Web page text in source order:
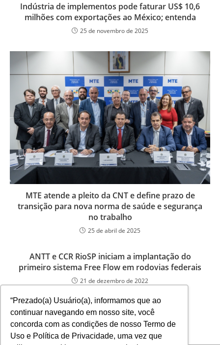
“Prezado(a) Usuário(a), informamos que ao
continuar navegando em nosso site, você
concorda com as condições de nosso Termo de
Uso e Política de Privacidade, uma vez que
Indústria de implementos pode faturar US$ 10,6
milhões com exportações ao México; entenda
25 de novembro de 2025
MTE atende a pleito da CNT e define prazo de
transição para nova norma de saúde e segurança
no trabalho
25 de abril de 2025
ANTT e CCR RioSP iniciam a implantação do
primeiro sistema Free Flow em rodovias federais
21 de dezembro de 2022